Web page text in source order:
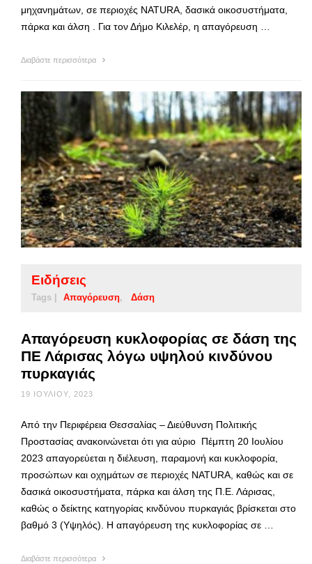
μηχανημάτων, σε περιοχές NATURA, δασικά οικοσυστήματα,
πάρκα και άλση . Για τον Δήμο Κιλελέρ, η απαγόρευση …
Διαβάστε περισσότερα
Ειδήσεις
Tags | Απαγόρευση Δάση
Απαγόρευση κυκλοφορίας σε δάση της
ΠΕ Λάρισας λόγω υψηλού κινδύνου
πυρκαγιάς
19 ΙΟΥΛΊΟΥ, 2023
Από την Περιφέρεια Θεσσαλίας – Διεύθυνση Πολιτικής
Προστασίας ανακοινώνεται ότι για αύριο Πέμπτη 20 Ιουλίου
2023 απαγορεύεται η διέλευση, παραμονή και κυκλοφορία,
προσώπων και οχημάτων σε περιοχές NATURA, καθώς και σε
δασικά οικοσυστήματα, πάρκα και άλση της Π.Ε. Λάρισας,
καθώς ο δείκτης κατηγορίας κινδύνου πυρκαγιάς βρίσκεται στο
βαθμό 3 (Υψηλός). Η απαγόρευση της κυκλοφορίας σε …
Διαβάστε περισσότερα